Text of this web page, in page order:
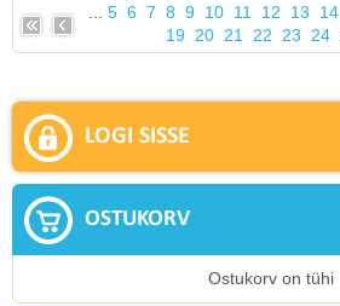
...5 6 7 8 9 10 11 12 13 14
19
20 21 22 23 24
LOGI SISSE
OSTUKORV
Ostukorv on tühi